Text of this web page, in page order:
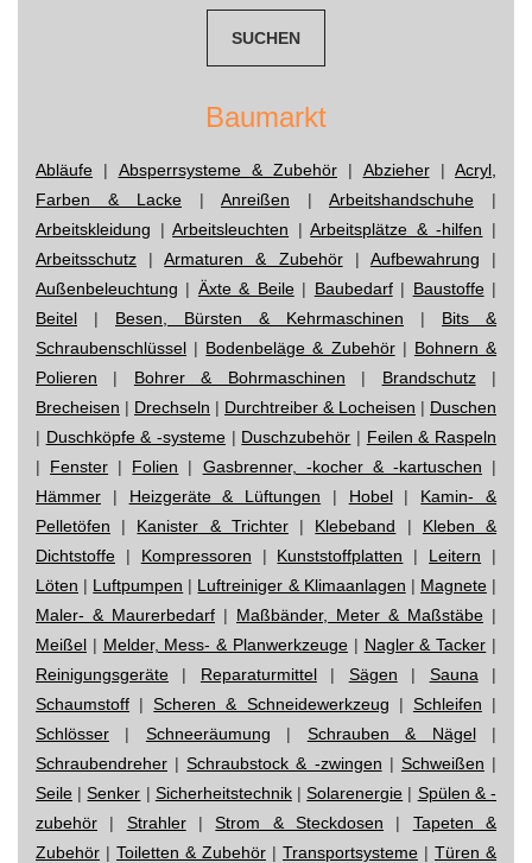
Baumarkt
Abläufe | Absperrsysteme & Zubehör | Abzieher| Acryl,
Farben & Lacke | Anreißen | Arbeitshandschuhe |
Arbeitskleidung |Arbeitsleuchten |Arbeitsplätze & -hilfen |
Arbeitsschutz |Armaturen & Zubehör| Aufbewahrung |
Außenbeleuchtung | Äxte & Beile| Baubedarf| Baustoffe|
Beitel | Besen, Bürsten & Kehrmaschinen | Bits &
Schraubenschlüssel | Bodenbeläge & Zubehör| Bohnern &
Polieren | Bohrer & Bohrmaschinen | Brandschutz|
Brecheisen | Drechseln | Durchtreiber & Locheisen | Duschen
| Duschköpfe & -systeme | Duschzubehör | Feilen & Raspeln
| Fenster | Folien | Gasbrenner, -kocher & -kartuschen |
Hämmer | Heizgeräte & Lüftungen | Hobel| Kamin- &
Pelletöfen | Kanister & Trichter| Klebeband | Kleben &
Dichtstoffe | Kompressoren | Kunststoffplatten | Leitern |
Löten | Luftpumpen | Luftreiniger & Klimaanlagen | Magnete|
Maler- & Maurerbedarf | Maßbänder, Meter & Maßstäbe |
Meißel | Melder, Mess- & Planwerkzeuge | Nagler & Tacker |
Reinigungsgeräte | Reparaturmittel| Sägen | Sauna |
Schaumstoff |Scheren & Schneidewerkzeug | Schleifen |
Schlösser | Schneeräumung | Schrauben & Nägel|
Schraubendreher |Schraubstock & -zwingen | Schweißen |
Seile |Senker | Sicherheitstechnik|Solarenergie | Spülen & -
zubehör | Strahler|Strom & Steckdosen | Tapeten &
Zubehör | Toiletten & Zubehör | Transportsysteme | Türen &